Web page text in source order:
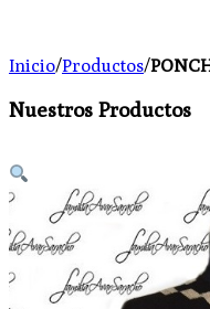
Inicio/Productos/
Nuestros Productos